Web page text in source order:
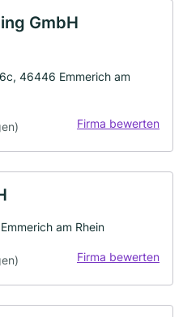
GmbH
46446 Emmerich am
Firma bewerten
am Rhein
Firma bewerten